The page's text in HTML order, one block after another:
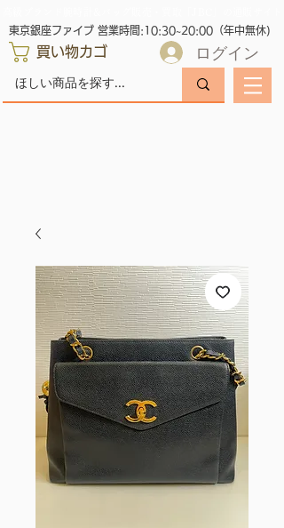
東京銀座ファイブ 営業時間:10:30~20:00（年中無休)
買い物カゴ ログイン